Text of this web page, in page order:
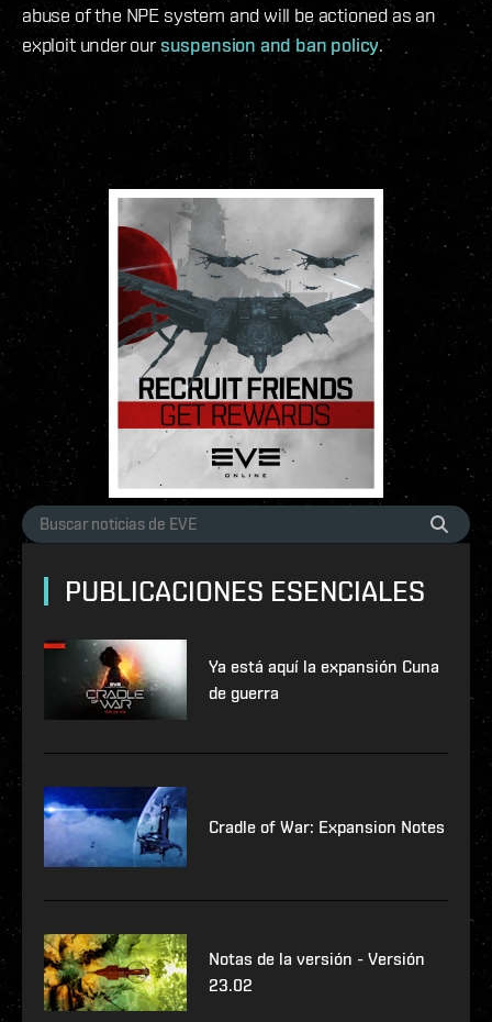
abuse of the NPE system and will be actioned as an
exploit under oursuspension and ban policy.
PUBLICACIONES ESENCIALES
Ya está aquí la expansión Cuna
de guerra
Cradle of War: Expansion Notes
Notas de la versión - Versión
23.02